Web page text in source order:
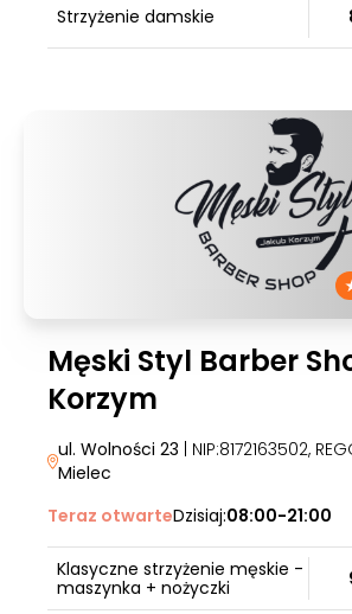
Strzyżenie damskie
Męski Styl Barber
Korzym
ul. Wolności 23 | NIP:8172163502,
Mielec
Teraz otwarteDzisiaj:08:00-21:00
Klasyczne strzyżenie męskie -
maszynka + nożyczki